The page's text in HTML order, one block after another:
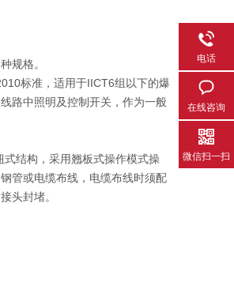
规格。
标准，适用于IICT6组以下的爆
路中照明及控制开关，作为一般
结构，采用翘板式操作模式操
管或电缆布线，电缆布线时须配
头封堵。
电话
在线咨询
微信扫一扫